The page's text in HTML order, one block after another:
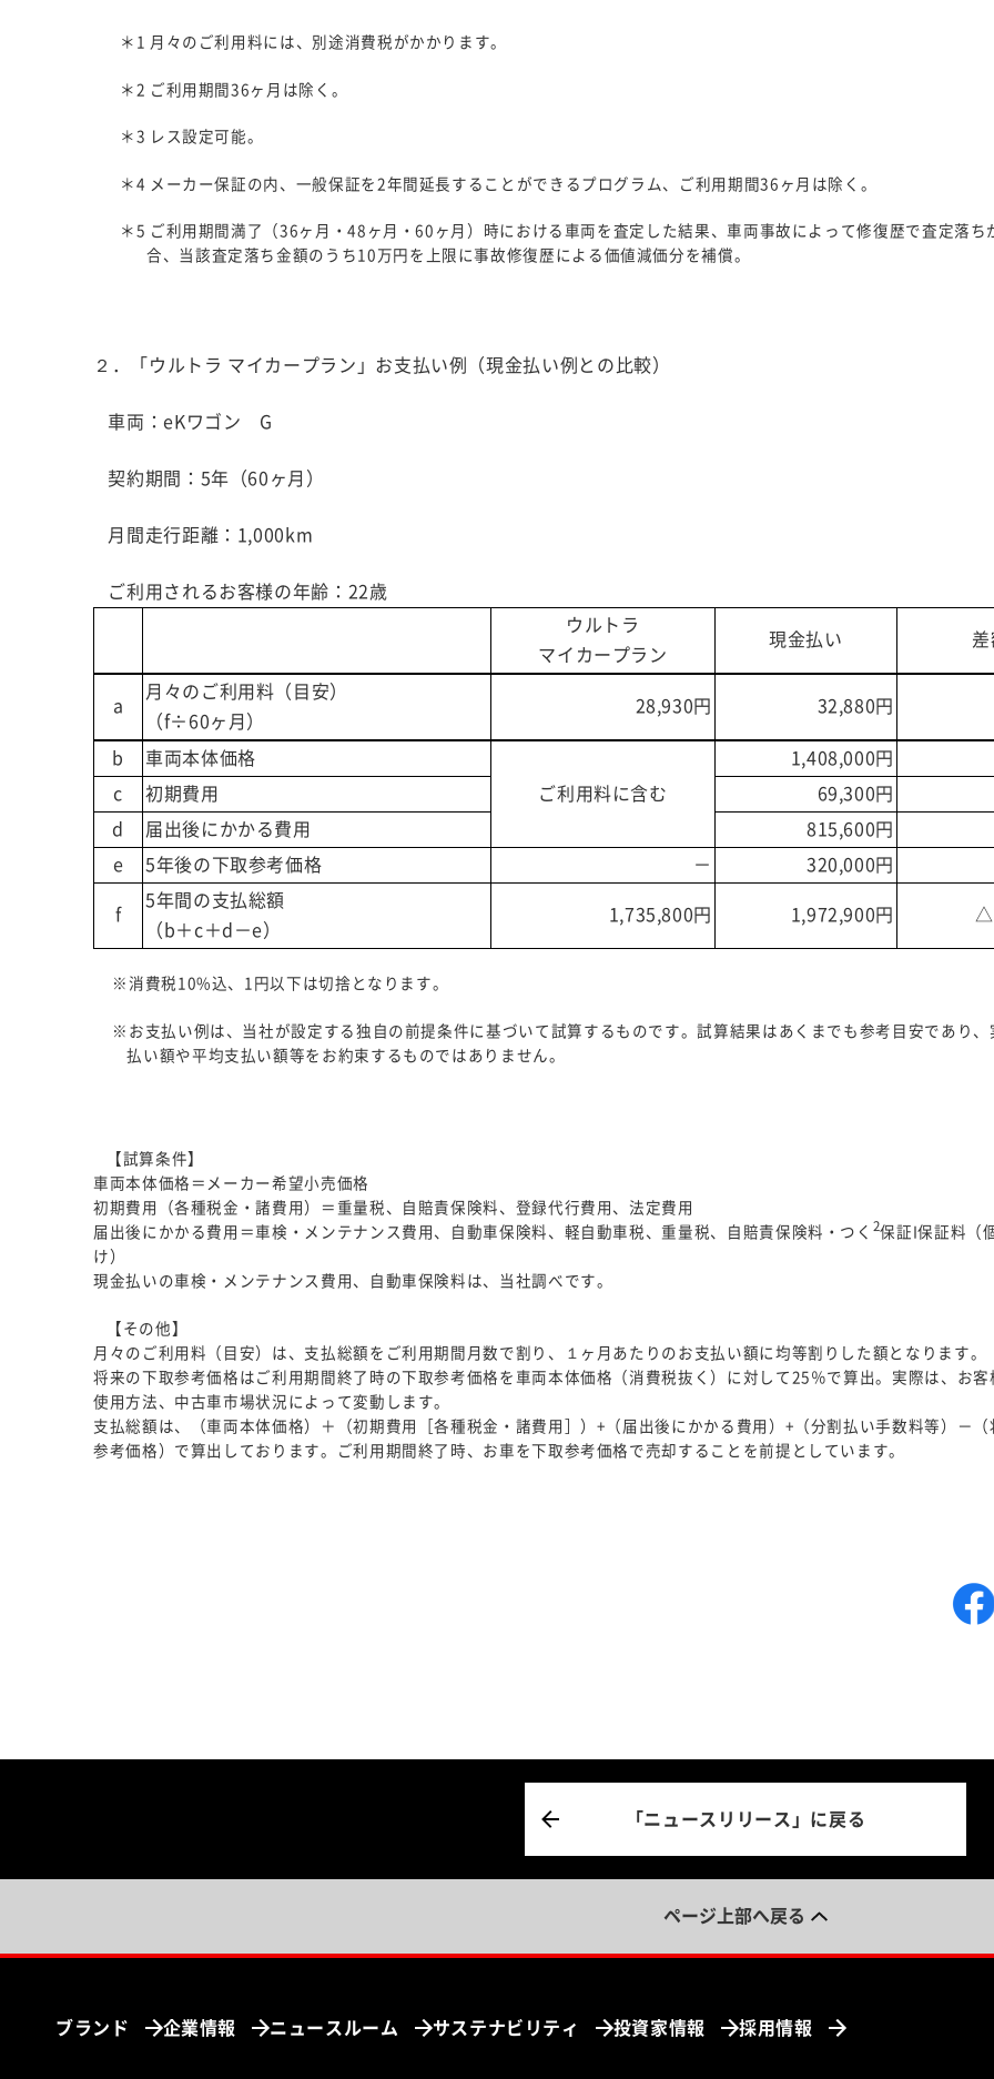
＊1 月々のご利用料には、別途消費税がかかります。
＊2 ご利用期間36ヶ月は除く。
＊3 レス設定可能。
＊4 メーカー保証の内、一般保証を2年間延長することができるプログラム、ご利用期間36ヶ月は除く。
＊5 ご利用期間満了（36ヶ月・48ヶ月・60ヶ月）時における車両を査定した結果、車両事故によって修復歴で査定落ち
合、当該査定落ち金額のうち10万円を上限に事故修復歴による価値減価分を補償。
２．「ウルトラ マイカープラン」お支払い例（現金払い例との比較）
車両：eKワゴン G
契約期間：5年（60ヶ月）
月間走行距離：1,000km
ご利用されるお客様の年齢：22歳
ウルトラ
マイカープラン
現金払い 差
a
月々のご利用料（目安）
（f÷60ヶ月）
28,930円 32,880円
b
車両本体価格
ご利用料に含む
1,408,000円
c
初期費用 69,300円
d
届出後にかかる費用 815,600円
e
5年後の下取参考価格 － 320,000円
f
5年間の支払総額
（b＋c＋d－e）
1,735,800円 1,972,900円
※消費税10%込、1円以下は切捨となります。
※お支払い例は、当社が設定する独自の前提条件に基づいて試算するものです。試算結果はあくまでも参考目安であり、
払い額や平均支払い額等をお約束するものではありません。
【試算条件】
車両本体価格＝メーカー希望小売価格
初期費用（各種税金・諸費用）＝重量税、自賠責保険料、登録代行費用、法定費用
届出後にかかる費用＝車検・メンテナンス費用、自動車保険料、軽自動車税、重量税、自賠責保険料・つく 2保証I保証料（
け）
現金払いの車検・メンテナンス費用、自動車保険料は、当社調べです。
【その他】
月々のご利用料（目安）は、支払総額をご利用期間月数で割り、１ヶ月あたりのお支払い額に均等割りした額となります。
将来の下取参考価格はご利用期間終了時の下取参考価格を車両本体価格（消費税抜く）に対して25％で算出。実際は、お客
使用方法、中古車市場状況によって変動します。
支払総額は、（車両本体価格）＋（初期費用［各種税金・諸費用］）+（届出後にかかる費用）+（分割払い手数料等）－（
参考価格）で算出しております。ご利用期間終了時、お車を下取参考価格で売却することを前提としています。
「ニュースリリース」に戻る
ページ上部へ戻る
ブランド 企業情報 ニュースルーム サステナビリティ 投資家情報 採用情報